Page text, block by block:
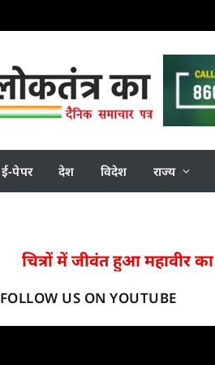
ई-पेपर देश विदेश राज्य
‘अपने मन को जानो’—यहीं से शुरू
FOLLOW US ON YOUTUBE